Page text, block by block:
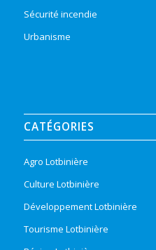
Sécurité incendie
Urbanisme
CATÉGORIES
Agro Lotbinière
Culture Lotbinière
Développement Lotbinière
Tourisme Lotbinière